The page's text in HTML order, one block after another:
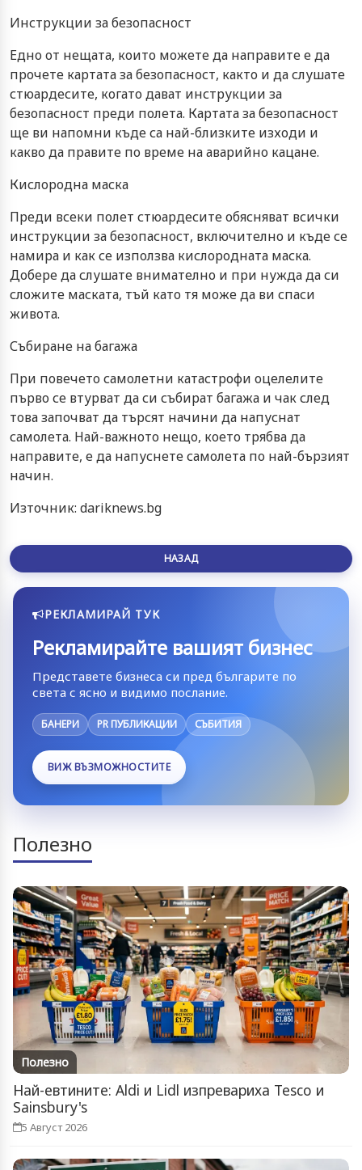
Инструкции за безопасност
Едно от нещата, които можете да направите е да
прочете картата за безопасност, както и да слушате
стюардесите, когато дават инструкции за
безопасност преди полета. Картата за безопасност
ще ви напомни къде са най-близките изходи и
какво да правите по време на аварийно кацане.
Кислородна маска
Преди всеки полет стюардесите обясняват всички
инструкции за безопасност, включително и къде се
намира и как се използва кислородната маска.
Добере да слушате внимателно и при нужда да си
сложите маската, тъй като тя може да ви спаси
живота.
Събиране на багажа
При повечето самолетни катастрофи оцелелите
първо се втурват да си събират багажа и чак след
това започват да търсят начини да напуснат
самолета. Най-важното нещо, което трябва да
направите, е да напуснете самолета по най-бързият
начин.
Източник: dariknews.bg
НАЗАД
РЕКЛАМИРАЙ ТУК
Рекламирайте вашият бизнес
Представете бизнеса си пред българите по
света с ясно и видимо послание.
БАНЕРИ PR ПУБЛИКАЦИИ СЪБИТИЯ
ВИЖ ВЪЗМОЖНОСТИТЕ
Полезно
Полезно
Най-евтините: Aldi и Lidl изпревариха Tesco и
Sainsbury's
5 Август 2026